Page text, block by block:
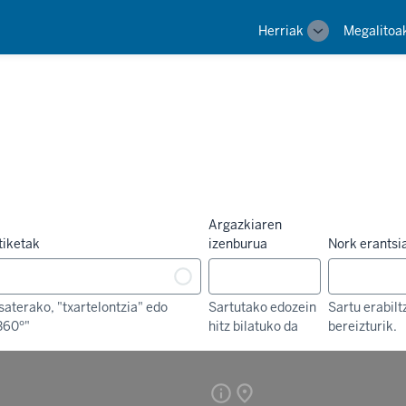
Main
navigation
Herriak
Toggle
sub-
"txartelontzia" edo
Argazkiaren
izenburua
Sartutako edozein
hitz bilatuko da
Nork
Sartu
bereizturik.
info place